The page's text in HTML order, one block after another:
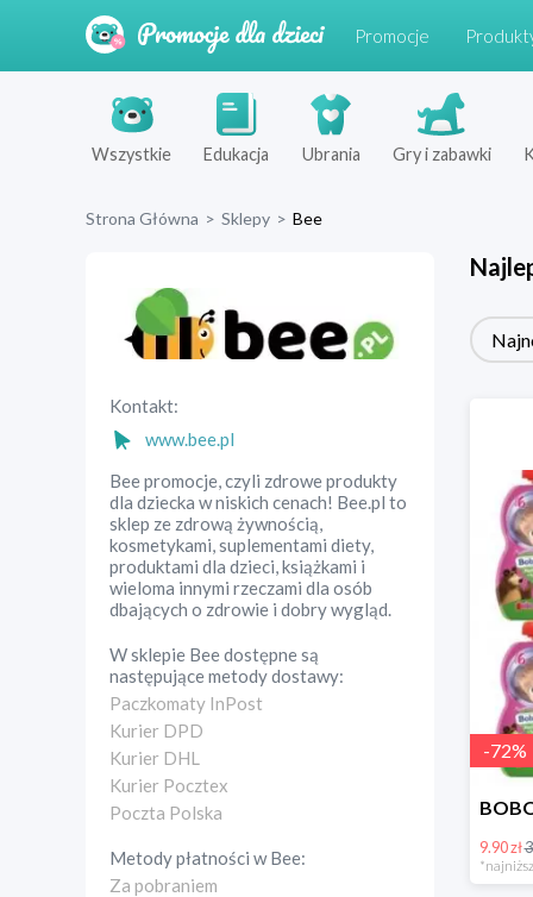
Promocje
Wszystkie Edukacja Ubrania Gry i zabawki
Strona Główna > Sklepy > Bee
Kontakt:
www.bee.pl
Bee promocje, czyli zdrowe produkty
dla dziecka w niskich cenach! Bee.pl to
sklep ze zdrową żywnością,
kosmetykami, suplementami diety,
produktami dla dzieci, książkami i
wieloma innymi rzeczami dla osób
dbających o zdrowie i dobry wygląd.
W sklepie Beedostępne są
następujące metody dostawy:
Paczkomaty InPost
Kurier DPD
Kurier DHL
Kurier Pocztex
Poczta Polska
Metody płatności wBee:
Za pobraniem
-72%
9.90 zł